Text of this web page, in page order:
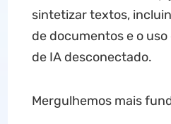
sintetizar textos,
de documentos e o
de IA desconectado.
Mergulhemos mais